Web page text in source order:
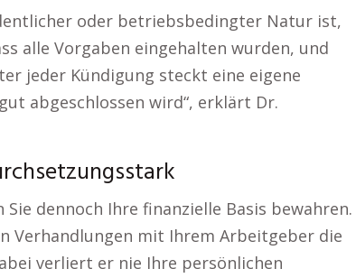
oder betriebsbedingter Natur ist,
alle Vorgaben eingehalten wurden, und
jeder Kündigung steckt eine eigene
abgeschlossen wird“, erklärt Dr.
dennoch Ihre finanzielle Basis bewahren.
Verhandlungen mit Ihrem Arbeitgeber die
verliert er nie Ihre persönlichen